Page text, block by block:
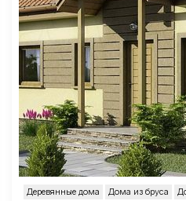
Деревянные дома Дома из бруса